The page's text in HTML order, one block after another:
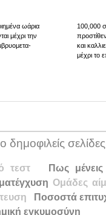
ωάρια
μέχρι την
100,000
και
μέχρι το
δημοφιλείς
τεστ Πως
Ομάδες
Ποσοστά
εγκυμοσύνη